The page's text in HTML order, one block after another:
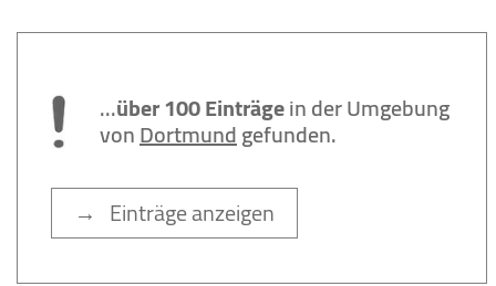
...über 100 Einträgein der Umgebung
vonDortmundgefunden.
→ Einträge anzeigen